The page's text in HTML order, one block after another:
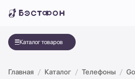
Каталог товаров
Главная Каталог Телефоны